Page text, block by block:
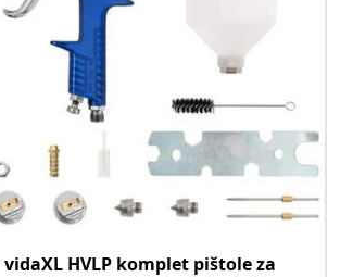
vidaXL HVLP komplet pištole za